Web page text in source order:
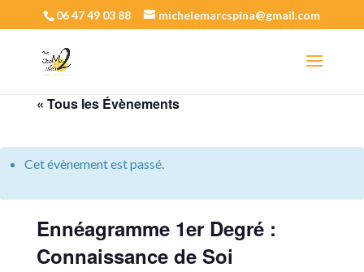
06 47 49 03 88 michelemarcspina@gmail.com
« Tous les Évènements
Cet évènement est passé.
Ennéagramme 1er Degré :
Connaissance de Soi